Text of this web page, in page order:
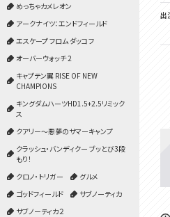
めっちゃカメレオン
アークナイツ：エンドフィールド
エスケープ フロム ダッコフ
オーバーウォッチ 2
キャプテン翼 RISE OF NEW
CHAMPIONS
キングダムハーツHD1.5+2.5リミック
ス
クアリー～悪夢のサマーキャンプ
クラッシュ・バンディクー ブッとび3段
もり！
クロノ・トリガー
グルメ
ゴッドフィールド
サブノーティカ
サブノーティカ２
出